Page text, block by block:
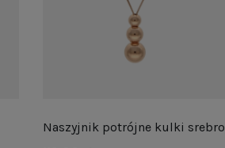
Naszyjnik potrójne kulki srebro